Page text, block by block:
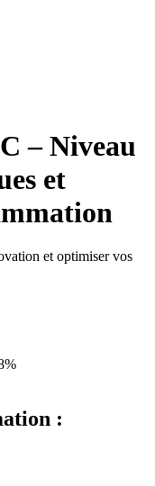
– Niveau
et
et optimiser vos
: